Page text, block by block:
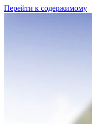
Перейти к содержимому